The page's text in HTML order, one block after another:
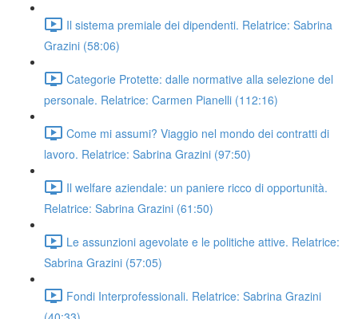
Il sistema premiale dei dipendenti. Relatrice: Sabrina
Grazini (58:06)
Categorie Protette: dalle normative alla selezione del
personale. Relatrice: Carmen Pianelli (112:16)
Come mi assumi? Viaggio nel mondo dei contratti di
lavoro. Relatrice: Sabrina Grazini (97:50)
Il welfare aziendale: un paniere ricco di opportunità.
Relatrice: Sabrina Grazini (61:50)
Le assunzioni agevolate e le politiche attive. Relatrice:
Sabrina Grazini (57:05)
Fondi Interprofessionali. Relatrice: Sabrina Grazini